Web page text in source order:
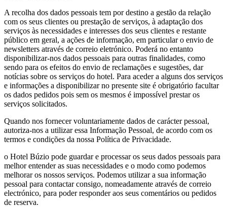
A recolha dos dados pessoais tem por destino a gestão da relação
com os seus clientes ou prestação de serviços, à adaptação dos
serviços às necessidades e interesses dos seus clientes e restante
público em geral, a ações de informação, em particular o envio de
newsletters através de correio eletrónico. Poderá no entanto
disponibilizar-nos dados pessoais para outras finalidades, como
sendo para os efeitos do envio de reclamações e sugestões, dar
notícias sobre os serviços do hotel. Para aceder a alguns dos serviços
e informações a disponibilizar no presente site é obrigatório facultar
os dados pedidos pois sem os mesmos é impossível prestar os
serviços solicitados.
Quando nos fornecer voluntariamente dados de carácter pessoal,
autoriza-nos a utilizar essa Informação Pessoal, de acordo com os
termos e condições da nossa Política de Privacidade.
o Hotel Búzio pode guardar e processar os seus dados pessoais para
melhor entender as suas necessidades e o modo como podemos
melhorar os nossos serviços. Podemos utilizar a sua informação
pessoal para contactar consigo, nomeadamente através de correio
electrónico, para poder responder aos seus comentários ou pedidos
de reserva.